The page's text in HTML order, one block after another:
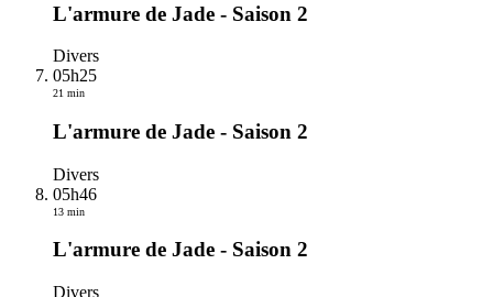
L'armure de Jade - Saison 2
Divers
05h25
21 min
L'armure de Jade - Saison 2
Divers
05h46
13 min
L'armure de Jade - Saison 2
Divers